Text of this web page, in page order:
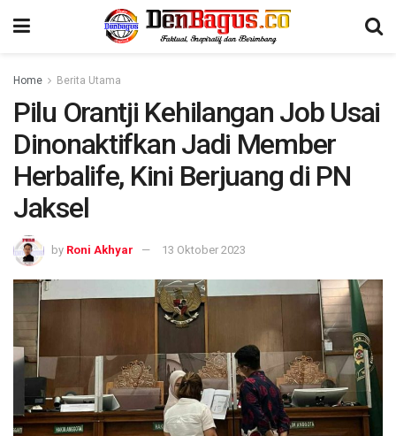
Home Berita Utama
Pilu Orantji Kehilangan Job Usai
Dinonaktifkan Jadi Member
Herbalife, Kini Berjuang di PN
Jaksel
by Roni Akhyar 13 Oktober 2023